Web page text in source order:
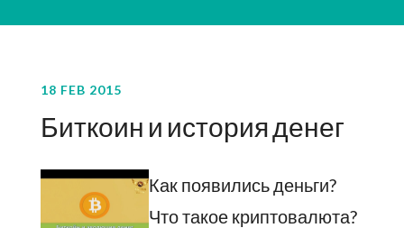
18 FEB 2015
Биткоин и история денег
Как появились деньги?
Что такое криптовалюта?